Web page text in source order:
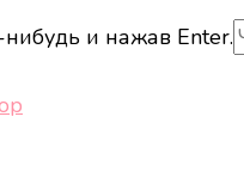
и нажав Enter.